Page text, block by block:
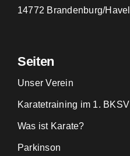
14772 Brandenburg/Havel
Seiten
Unser Verein
Karatetraining im 1. BKSV
Was ist Karate?
Parkinson